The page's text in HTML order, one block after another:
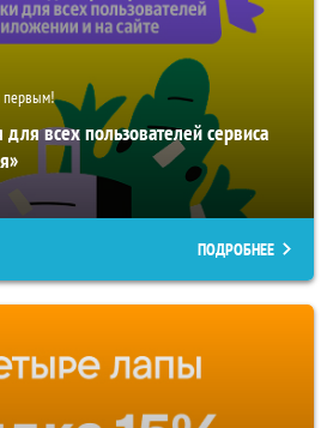
первым!
всех пользователей сервиса
ПОДРОБНЕЕ